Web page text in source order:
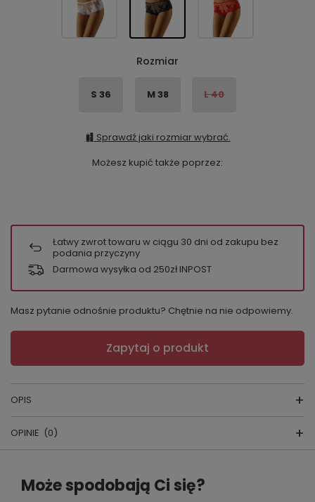
Rozmiar
S 36 M 38 L 40
Sprawdź jaki rozmiar wybrać.
Możesz kupić także poprzez:
Łatwy zwrot towaru w ciągu 30 dni od zakupu bez
podania przyczyny
Darmowa wysyłka od 250zł INPOST
Masz pytanie odnośnie produktu? Chętnie na nie odpowiemy.
Zapytaj o produkt
OPIS
FIGI COCO
KOLOR:biały,czarny,czerwony
OPINIE (0)
Napisz swoją opinię
Może spodobają Ci się?